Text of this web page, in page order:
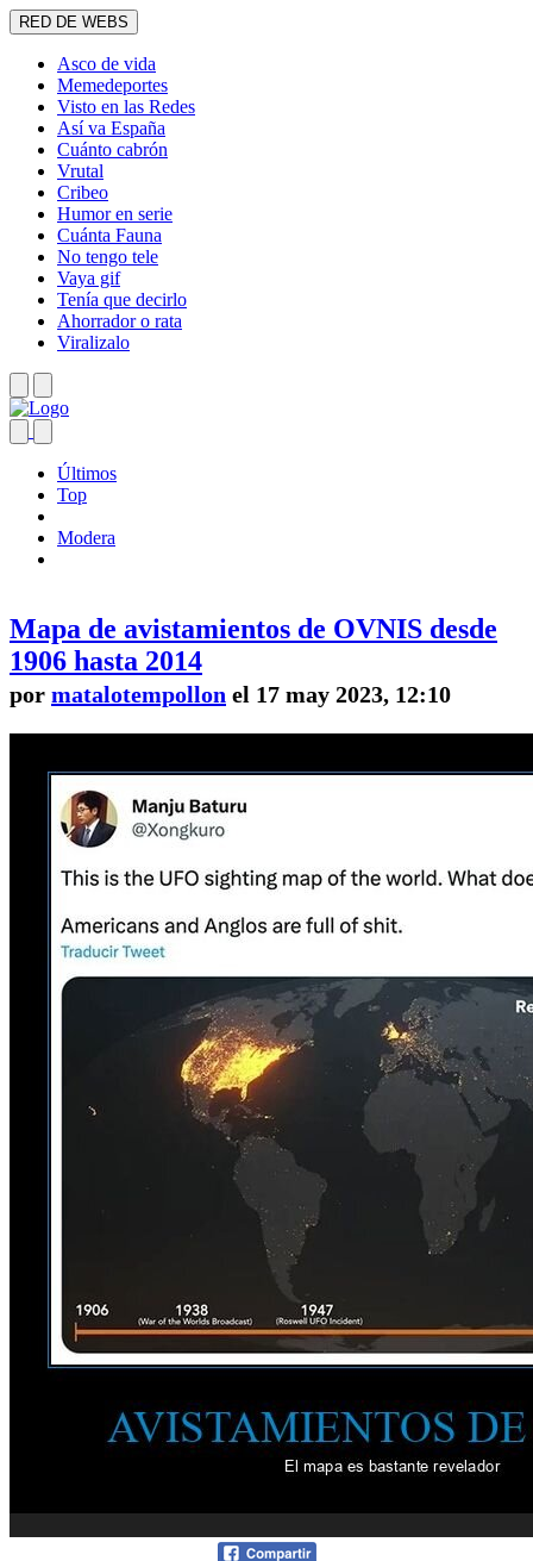
RED DE WEBS
Asco de vida
Memedeportes
Visto en las Redes
Así va España
Cuánto cabrón
Vrutal
Cribeo
Humor en serie
Cuánta Fauna
No tengo tele
Vaya gif
Tenía que decirlo
Ahorrador o rata
Viralizalo
Últimos
Top
Modera
Mapa de avistamientos de OVNIS desde
1906 hasta 2014
por matalotempollon el 17 may 2023, 12:10